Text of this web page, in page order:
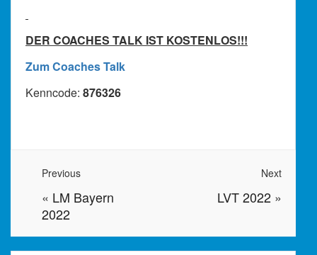
DER COACHES TALK IST KOSTENLOS!!!
Zum Coaches Talk
Kenncode: 876326
Next
LVT 2022 »
Previous
« LM Bayern
2022